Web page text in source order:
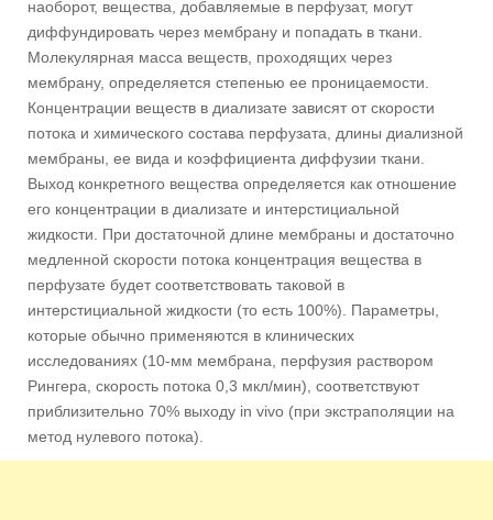
наоборот, вещества, добавляемые в перфузат, могут
диффундировать через мембрану и попадать в ткани.
Молекулярная масса веществ, проходящих через
мембрану, определяется степенью ее проницаемости.
Концентрации веществ в диализате зависят от скорости
потока и химического состава перфузата, длины диализной
мембраны, ее вида и коэффициента диффузии ткани.
Выход конкретного вещества определяется как отношение
его концентрации в диализате и интерстициальной
жидкости. При достаточной длине мембраны и достаточно
медленной скорости потока концентрация вещества в
перфузате будет соответствовать таковой в
интерстициальной жидкости (то есть 100%). Параметры,
которые обычно применяются в клинических
исследованиях (10-мм мембрана, перфузия раствором
Рингера, скорость потока 0,3 мкл/мин), соответствуют
приблизительно 70% выходу in vivo (при экстраполяции на
метод нулевого потока).